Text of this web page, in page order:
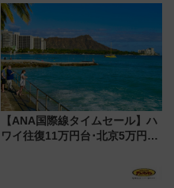
「身の回り品」新サイズ制限
(40×30×20cm)おさらい
【ANA国際線タイムセール】ハ
ワイ往復11万円台･北京5万円台
来春のGW旅行まで狙える激ア
ツ路線まとめ（8/10まで）